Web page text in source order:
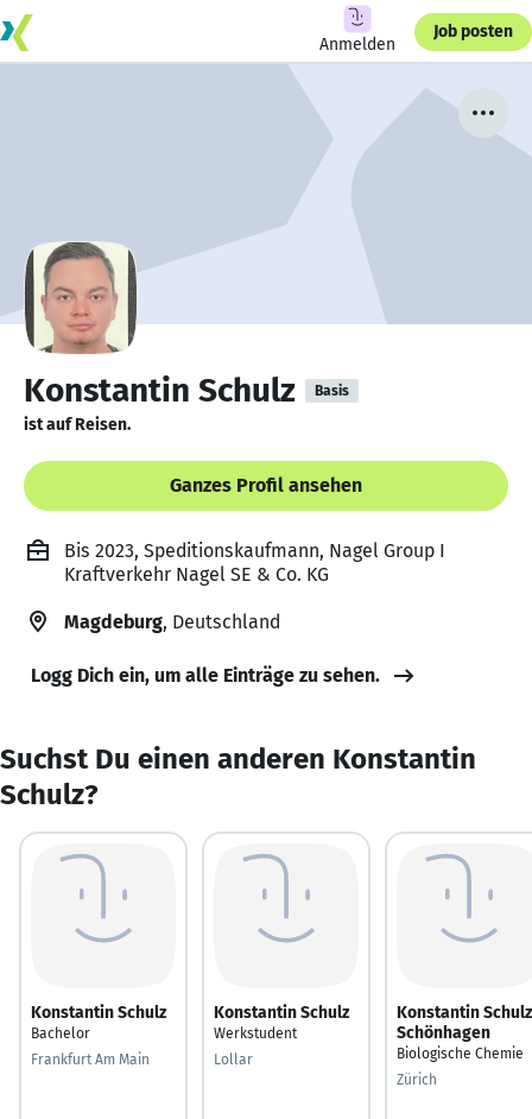
Anmelden
Job posten
Konstantin Schulz Basis
ist auf Reisen.
Ganzes Profil ansehen
Bis 2023, Speditionskaufmann, Nagel Group I
Kraftverkehr Nagel SE & Co. KG
Magdeburg, Deutschland
Logg Dich ein, um alle Einträge zu sehen.
Suchst Du einen anderen Konstantin
Schulz?
Konstantin Schulz
Bachelor
Frankfurt Am Main
Konstantin Schulz
Werkstudent
Lollar
Konstantin
Schönhagen
Biologische Chemie
Zürich